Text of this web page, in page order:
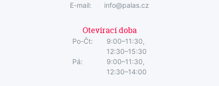
E-mail:
info@palas.cz
Otevírací doba
Po-Čt:
9:00–11:30,
12:30–15:30
Pá:
9:00–11:30,
12:30–14:00